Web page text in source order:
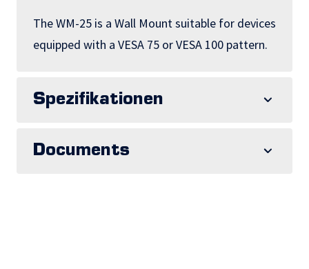
The WM-25 is a Wall Mount suitable for devices
equipped with a VESA 75 or VESA 100 pattern.
Spezifikationen
Documents